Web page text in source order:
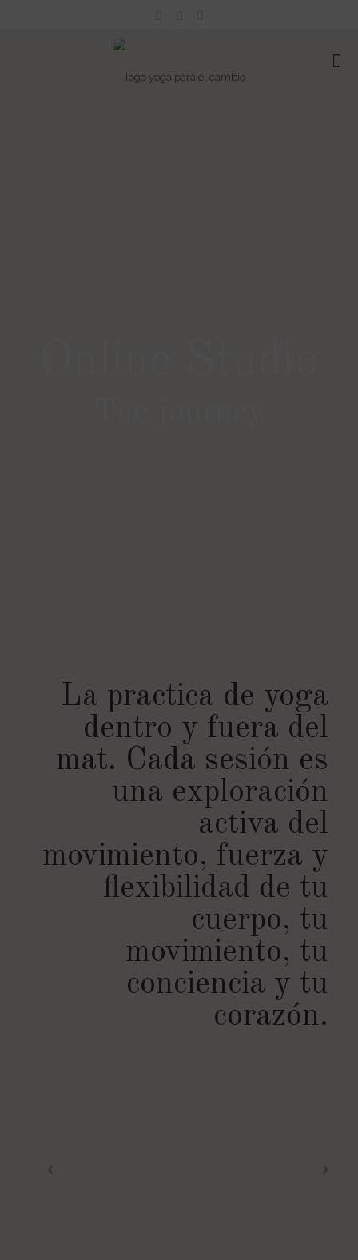
La practica de yoga
dentro y fuera del
mat. Cada sesión es
una exploración
activa del
movimiento, fuerza y
flexibilidad de tu
cuerpo, tu
movimiento, tu
conciencia y tu
corazón.